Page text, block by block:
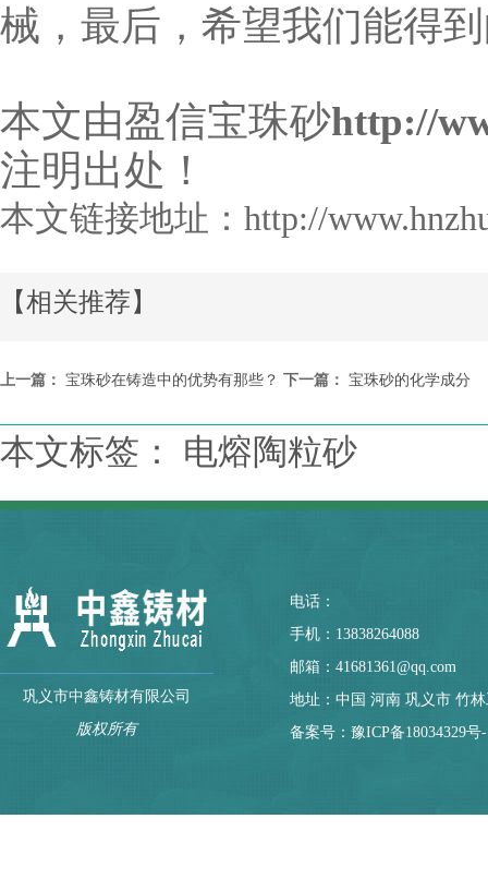
械，最后，希望我们能得
本文由盈信宝珠砂http://
注明出处！
本文链接地址： http://
【相关推荐】
上一篇： 宝珠砂在铸造中的优势有那些？ 下一篇： 宝珠砂的化学成分
本文标签： 电熔陶粒砂
巩义市中鑫铸材有限公司
版权所有
电话：
手机：13838264088
邮箱：41681361@qq.com
地址：中国 河南 巩义市 竹
备案号： 豫ICP备18034329号